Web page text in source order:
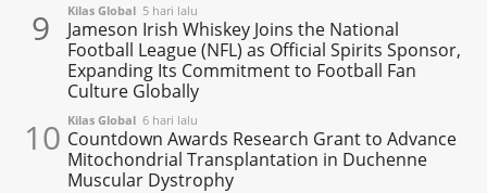
9 Kilas Global 5 hari lalu
Jameson Irish Whiskey Joins the National
Football League (NFL) as Official Spirits Sponsor,
Expanding Its Commitment to Football Fan
Culture Globally
10 Kilas Global 6 hari lalu
Countdown Awards Research Grant to Advance
Mitochondrial Transplantation in Duchenne
Muscular Dystrophy